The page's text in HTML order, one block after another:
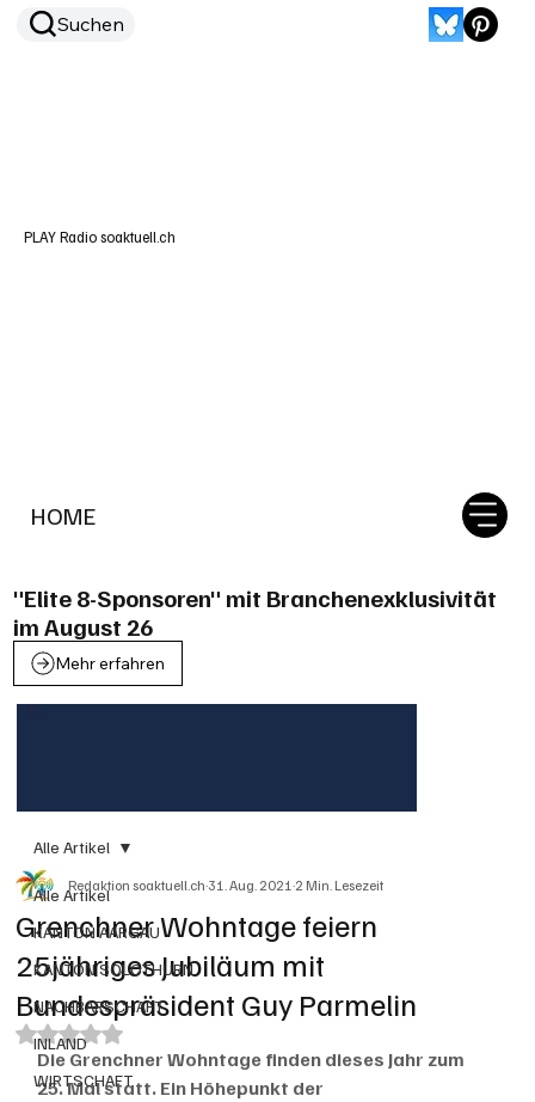
HOME
Suchen
PLAY Radio soaktuell.ch
"Elite 8-Sponsoren" mit Branchenexklusivität
im August 26
Mehr erfahren
Alle Artikel
KANTON AARGAU
KANTON SOLOTHURN
NACHBARSCHAFT
INLAND
WIRTSCHAFT
Alle Artikel
Grenchner Wohntage feiern
25jähriges Jubiläum mit
Bundespräsident Guy Parmelin
Redaktion soaktuell.ch31. Aug. 20212 Min. Lesezeit
Mit NaN von 5 Sternen bewertet.
Die Grenchner Wohntage finden dieses Jahr zum
25. Mal statt. Ein Höhepunkt der